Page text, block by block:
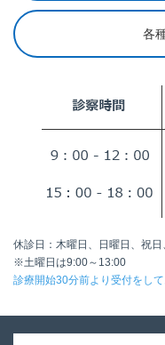
各
休診日：木曜日、日曜日、祝
※土曜日は9:00～13:00
診療開始30分前より受付をし